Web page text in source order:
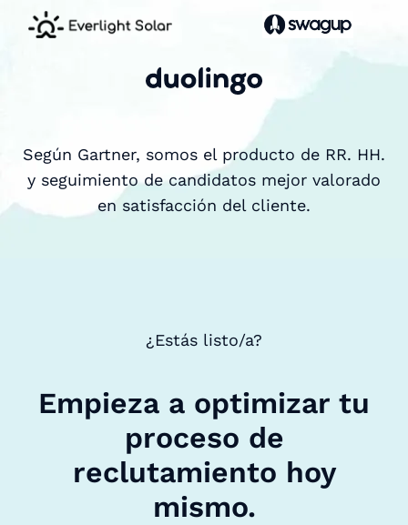
Según Gartner, somos el producto de RR. HH.
y seguimiento de candidatos mejor valorado
en satisfacción del cliente.
¿Estás listo/a?
Empieza a optimizar tu
proceso de
reclutamiento hoy
mismo.